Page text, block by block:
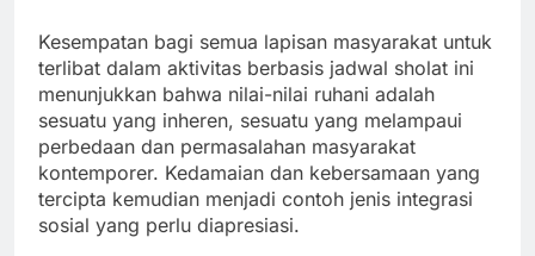
Kesempatan bagi semua lapisan masyarakat untuk
terlibat dalam aktivitas berbasis jadwal sholat ini
menunjukkan bahwa nilai-nilai ruhani adalah
sesuatu yang inheren, sesuatu yang melampaui
perbedaan dan permasalahan masyarakat
kontemporer. Kedamaian dan kebersamaan yang
tercipta kemudian menjadi contoh jenis integrasi
sosial yang perlu diapresiasi.